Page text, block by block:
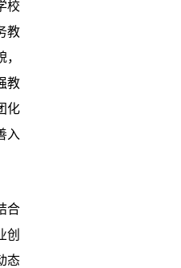
校
教
教
化
入
合
创
态